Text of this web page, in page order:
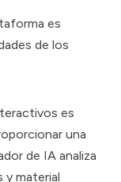
es
de los
es
una
de IA analiza
y material